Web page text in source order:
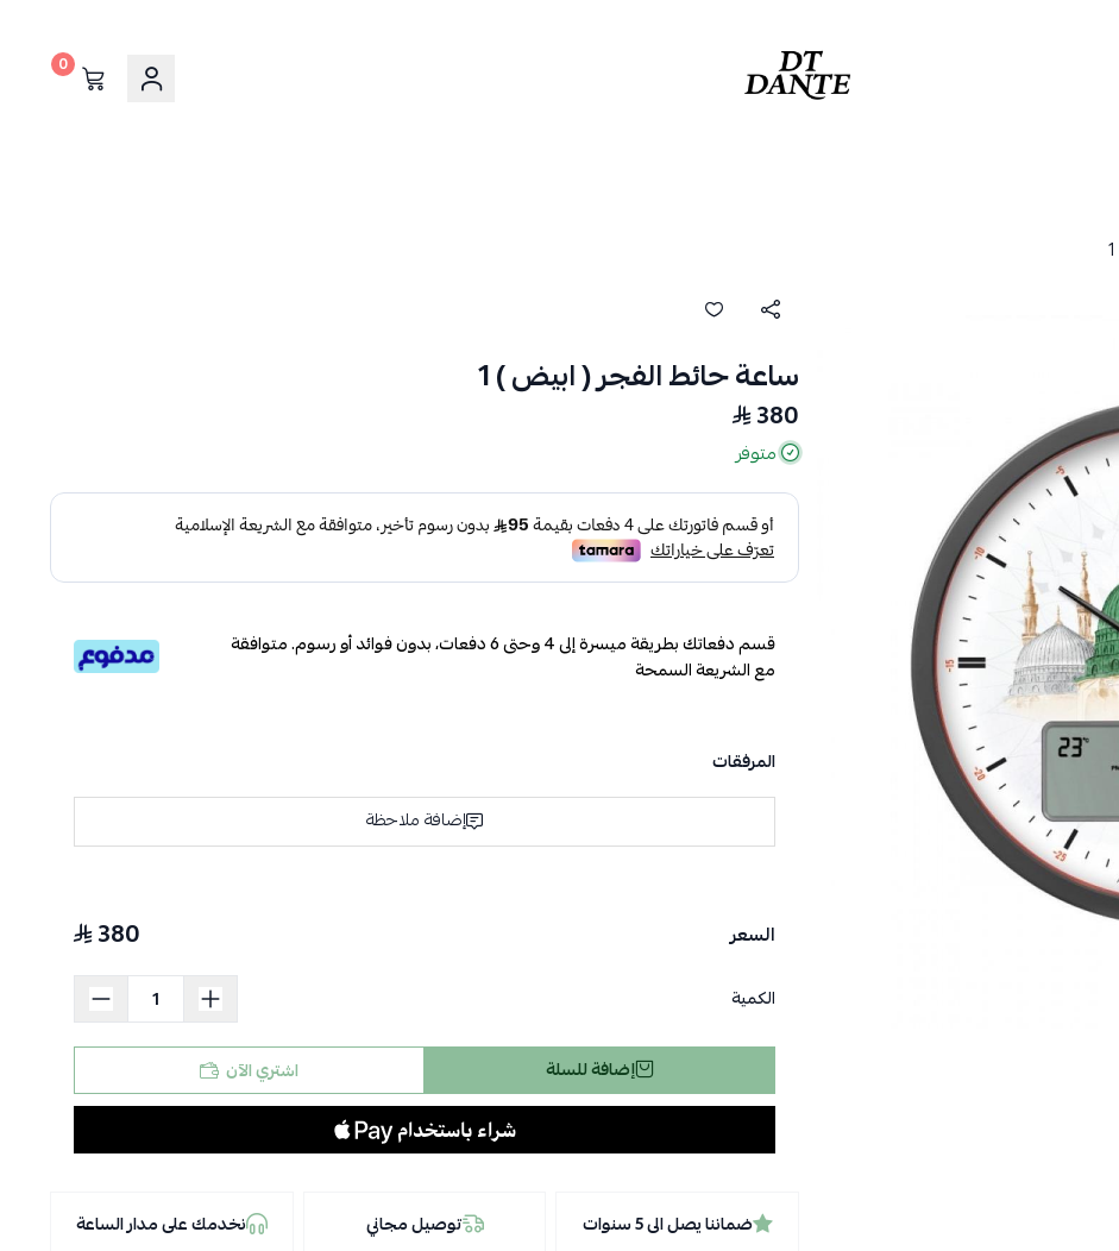
دانتي | DANTE
0
ساعة حائط الفجر ( ابيض ) 1
380
متوفر
قسم دفعاتك بطريقة ميسرة إلى 4 وحتى 6 دفعات، بدون فوائد أو رسوم. متوافقة
مع الشريعة السمحة
المرفقات
إضافة ملاحظة
السعر 380
الكمية
إضافة للسلة اشتري الآن
ضماننا يصل الى 5 سنوات توصيل مجاني نخدمك على مدار الساعة